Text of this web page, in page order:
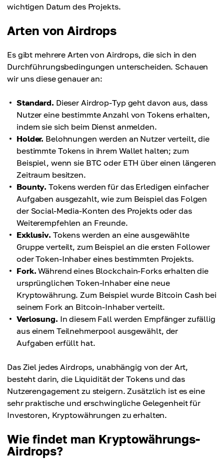
wichtigen Datum des Projekts.
Arten von Airdrops
Es gibt mehrere Arten von Airdrops, die sich in den
Durchführungsbedingungen unterscheiden. Schauen
wir uns diese genauer an:
Standard. Dieser Airdrop-Typ geht davon aus, dass
Nutzer eine bestimmte Anzahl von Tokens erhalten,
indem sie sich beim Dienst anmelden.
Holder. Belohnungen werden an Nutzer verteilt, die
bestimmte Tokens in ihrem Wallet halten; zum
Beispiel, wenn sie BTC oder ETH über einen längeren
Zeitraum besitzen.
Bounty. Tokens werden für das Erledigen einfacher
Aufgaben ausgezahlt, wie zum Beispiel das Folgen
der Social-Media-Konten des Projekts oder das
Weiterempfehlen an Freunde.
Exklusiv. Tokens werden an eine ausgewählte
Gruppe verteilt, zum Beispiel an die ersten Follower
oder Token-Inhaber eines bestimmten Projekts.
Fork. Während eines Blockchain-Forks erhalten die
ursprünglichen Token-Inhaber eine neue
Kryptowährung. Zum Beispiel wurde Bitcoin Cash bei
seinem Fork an Bitcoin-Inhaber verteilt.
Verlosung. In diesem Fall werden Empfänger zufällig
aus einem Teilnehmerpool ausgewählt, der
Aufgaben erfüllt hat.
Das Ziel jedes Airdrops, unabhängig von der Art,
besteht darin, die Liquidität der Tokens und das
Nutzerengagement zu steigern. Zusätzlich ist es eine
sehr praktische und erschwingliche Gelegenheit für
Investoren, Kryptowährungen zu erhalten.
Wie findet man Kryptowährungs-
Airdrops?